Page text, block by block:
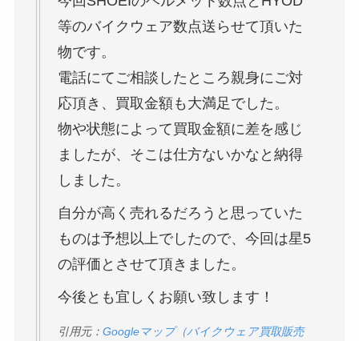
等のバイクウェア数点送らせて頂いた
物です。
電話にてご相談したところ親身にご対
応頂き、買取金額も大満足でした。
物や状態によって買取金額に差を感じ
ましたが、そこは仕方ないかなと納得
しました。
自分が高く売れるだろうと思っていた
ものは予想以上でしたので、今回は星5
の評価とさせて頂きました。
今後とも宜しくお願い致します！
引用元： Googleマップ（バイクウェア買取販売